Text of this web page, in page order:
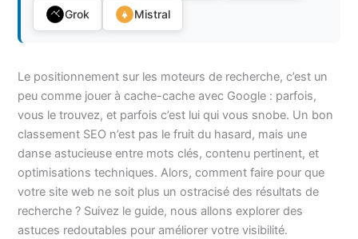
Grok Mistral
Le positionnement sur les moteurs de recherche, c’est un
peu comme jouer à cache-cache avec Google : parfois,
vous le trouvez, et parfois c’est lui qui vous snobe. Un bon
classement SEO n’est pas le fruit du hasard, mais une
danse astucieuse entre mots clés, contenu pertinent, et
optimisations techniques. Alors, comment faire pour que
votre site web ne soit plus un ostracisé des résultats de
recherche ? Suivez le guide, nous allons explorer des
astuces redoutables pour améliorer votre visibilité.